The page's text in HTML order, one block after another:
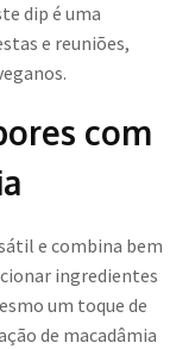
dip é uma
e reuniões,
com
e combina bem
ingredientes
um toque de
de macadâmia